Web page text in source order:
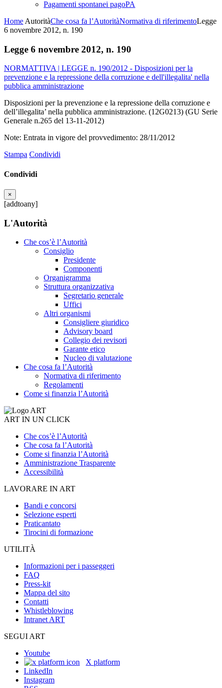
Pagamenti spontanei pagoPA
Home AutoritàChe cosa fa l’AutoritàNormativa di riferimentoLegge
6 novembre 2012, n. 190
Legge 6 novembre 2012, n. 190
NORMATTIVA | LEGGE n. 190/2012 - Disposizioni per la
prevenzione e la repressione della corruzione e dell'illegalita' nella
pubblica amministrazione
Disposizioni per la prevenzione e la repressione della corruzione e
dell’illegalita’ nella pubblica amministrazione. (12G0213) (GU Serie
Generale n.265 del 13-11-2012)
Note: Entrata in vigore del provvedimento: 28/11/2012
Stampa Condividi
Condividi
×
[addtoany]
L'Autorità
Che cos’è l’Autorità
Consiglio
Presidente
Componenti
Organigramma
Struttura organizzativa
Segretario generale
Uffici
Altri organismi
Consigliere giuridico
Advisory board
Collegio dei revisori
Garante etico
Nucleo di valutazione
Che cosa fa l’Autorità
Normativa di riferimento
Regolamenti
Come si finanzia l’Autorità
ART IN UN CLICK
Che cos’è l’Autorità
Che cosa fa l’Autorità
Come si finanzia l’Autorità
Amministrazione Trasparente
Accessibilità
LAVORARE IN ART
Bandi e concorsi
Selezione esperti
Praticantato
Tirocini di formazione
UTILITÀ
Informazioni per i passeggeri
FAQ
Press-kit
Mappa del sito
Contatti
Whistleblowing
Intranet ART
SEGUI ART
Youtube
X platform
LinkedIn
Instagram